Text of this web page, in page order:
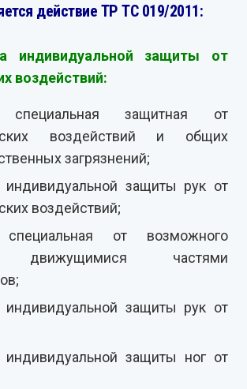
действие ТР ТС 019/2011:
индивидуальной защиты от
воздействий:
защитная от
воздействий и общих
загрязнений;
индивидуальной защиты рук от
воздействий;
от возможного
движущимися частями
индивидуальной защиты рук от
индивидуальной защиты ног от